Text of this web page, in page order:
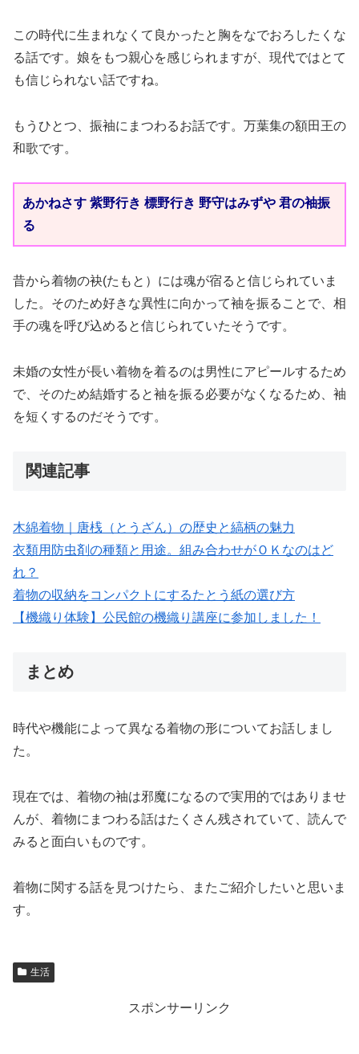
この時代に生まれなくて良かったと胸をなでおろしたくな
る話です。娘をもつ親心を感じられますが、現代ではとて
も信じられない話ですね。
もうひとつ、振袖にまつわるお話です。万葉集の額田王の
和歌です。
あかねさす 紫野行き 標野行き 野守はみずや 君の袖振
る
昔から着物の袂(たもと）には魂が宿ると信じられていま
した。そのため好きな異性に向かって袖を振ることで、相
手の魂を呼び込めると信じられていたそうです。
未婚の女性が長い着物を着るのは男性にアピールするため
で、そのため結婚すると袖を振る必要がなくなるため、袖
を短くするのだそうです。
関連記事
木綿着物｜唐桟（とうざん）の歴史と縞柄の魅力
衣類用防虫剤の種類と用途。組み合わせがＯＫなのはど
れ？
着物の収納をコンパクトにするたとう紙の選び方
【機織り体験】公民館の機織り講座に参加しました！
まとめ
時代や機能によって異なる着物の形についてお話しまし
た。
現在では、着物の袖は邪魔になるので実用的ではありませ
んが、着物にまつわる話はたくさん残されていて、読んで
みると面白いものです。
着物に関する話を見つけたら、またご紹介したいと思いま
す。
生活
スポンサーリンク